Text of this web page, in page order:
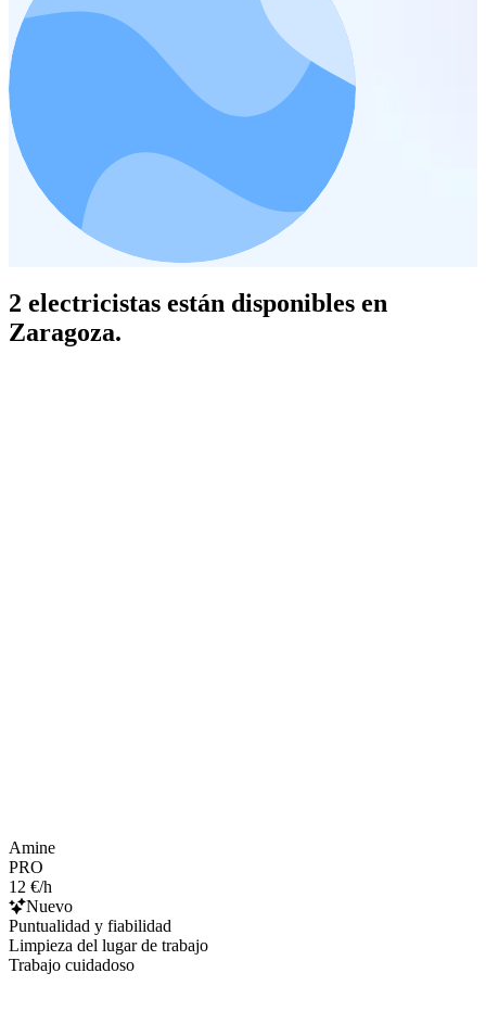
2 electricistas están disponibles en
Zaragoza.
Amine
PRO
12 €/h
Nuevo
Puntualidad y fiabilidad
Limpieza del lugar de trabajo
Trabajo cuidadoso